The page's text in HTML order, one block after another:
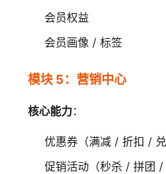
会员权益
会员画像 / 标签
模块 5：营销中心
核心能力：
优惠券（满减 / 折扣 / 兑
促销活动（秒杀 / 拼团 /